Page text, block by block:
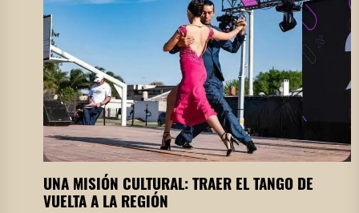
UNA MISIÓN CULTURAL: TRAER EL TANGO DE
VUELTA A LA REGIÓN